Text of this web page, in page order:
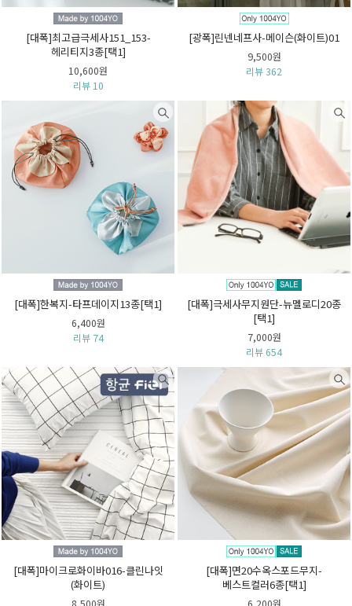
[대폭]최고급극세사151_153-
헤리티지3종[택1]
10,600원
리뷰 10
[광폭]린넨네프사-메이슨(화이트)01
9,500원
리뷰 362
[대폭]한복지-타프데이지13종[택1]
6,400원
리뷰 74
[대폭]극세사무지원단-뉴멜로디20종
[택1]
7,000원
리뷰 654
[대폭]마이크로화이바016-클린나잇
(화이트)
[대폭]면20수옥스포드무지-
베스트컬러6종[택1]